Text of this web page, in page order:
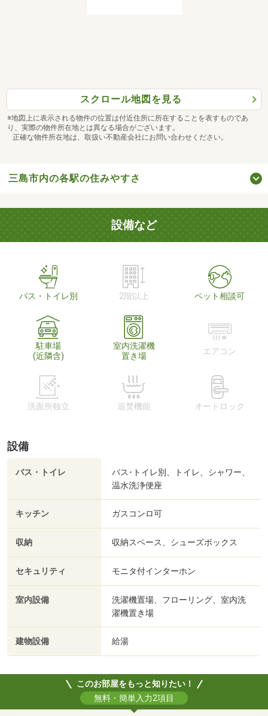
スクロール地図を見る
※地図上に表示される物件の位置は付近住所に所在することを表すものであ
り、実際の物件所在地とは異なる場合がございます。
正確な物件所在地は、取扱い不動産会社にお問い合わせください。
三島市内の各駅の住みやすさ
設備など
バス・トイレ別 2階以上 ペット相談可
駐車場
(近隣含)
室内洗濯機
置き場
エアコン
洗面所独立 追焚機能 オートロック
設備
バス・トイレ
バス･トイレ別、トイレ、シャワー、
温水洗浄便座
キッチン ガスコンロ可
収納 収納スペース、シューズボックス
セキュリティ モニタ付インターホン
室内設備
洗濯機置場、フローリング、室内洗
濯機置き場
建物設備 給湯
このお部屋をもっと知りたい！
無料・簡単入力2項目